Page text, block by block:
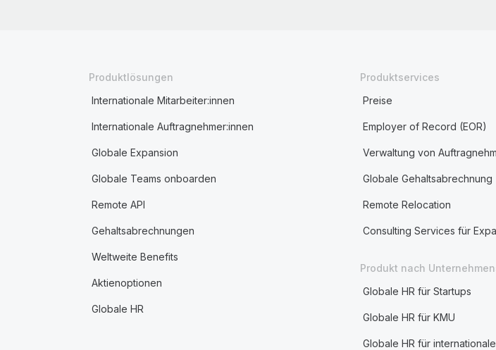
Produktlösungen
Internationale Mitarbeiter:innen
Internationale Auftragnehmer:innen
Globale Expansion
Globale Teams onboarden
Remote API
Gehaltsabrechnungen
Weltweite Benefits
Aktienoptionen
Globale HR
Produktservices
Preise
Employer of Record (EOR)
Verwaltung von
Globale Gehaltsabrechnung
Remote Relocation
Consulting Services für
Produkt nach
Globale HR für Startups
Globale HR für KMU
Globale HR für